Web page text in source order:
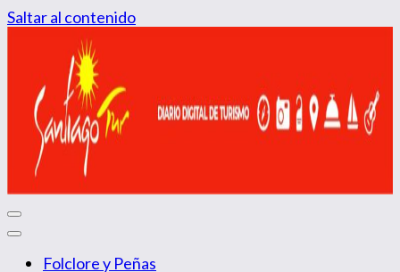
Saltar al contenido
Santiago Tur
Folclore y Peñas